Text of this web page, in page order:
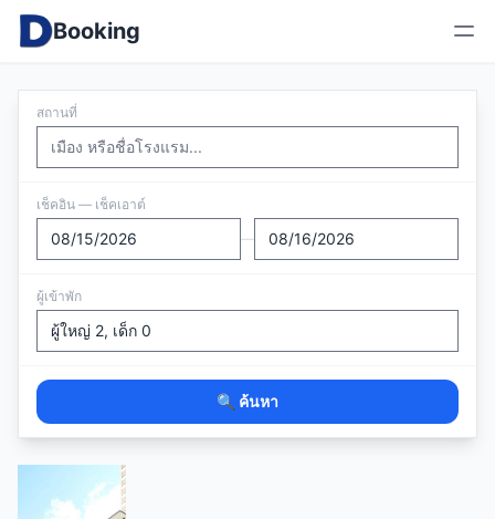
Booking
สถานที่
เช็คอิน — เช็คเอาต์
—
ผู้เข้าพัก
🔍 ค้นหา